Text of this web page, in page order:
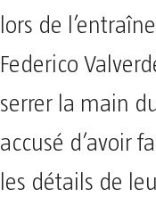
lors de
Federico
serrer la main
accusé d’avoir
les détails de